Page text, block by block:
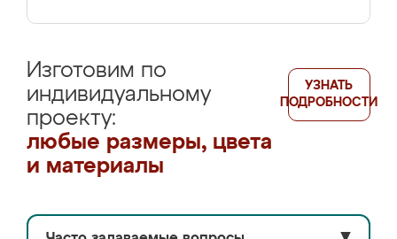
Изготовим по
индивидуальному
проекту:
любые размеры, цвета
и материалы
УЗНАТЬ
ПОДРОБНОСТИ